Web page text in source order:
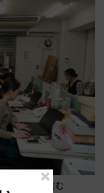
て準備が進む